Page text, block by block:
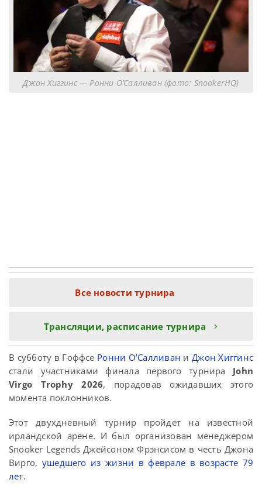
Джон Хиггинс — Ронни О’Салливан (фото: SnookerHQ)
Все новости турнира
Трансляции, расписание турнира
В субботу в Гоффсе Ронни О’Салливан иДжон Хиггинс
стали участниками финала первого турнира John
Virgo Trophy 2026, порадовав ожидавших этого
момента поклонников.
Этот двухдневный турнир пройдет на известной
ирландской арене. И был организован менеджером
Snooker Legends Джейсоном Фрэнсисом в честь Джона
Вирго, ушедшего из жизни в феврале в возрасте 79
лет.